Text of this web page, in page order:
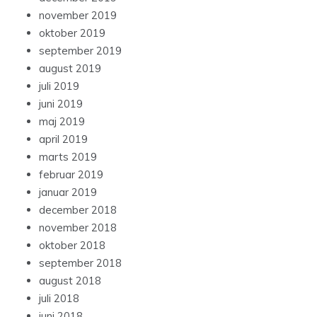
november 2019
oktober 2019
september 2019
august 2019
juli 2019
juni 2019
maj 2019
april 2019
marts 2019
februar 2019
januar 2019
december 2018
november 2018
oktober 2018
september 2018
august 2018
juli 2018